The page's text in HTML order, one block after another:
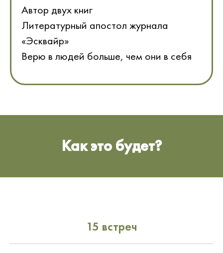
Автор двух книг
Литературный апостол журнала
«Эсквайр»
Верю в людей больше, чем они в себя
Как это будет?
15 встреч